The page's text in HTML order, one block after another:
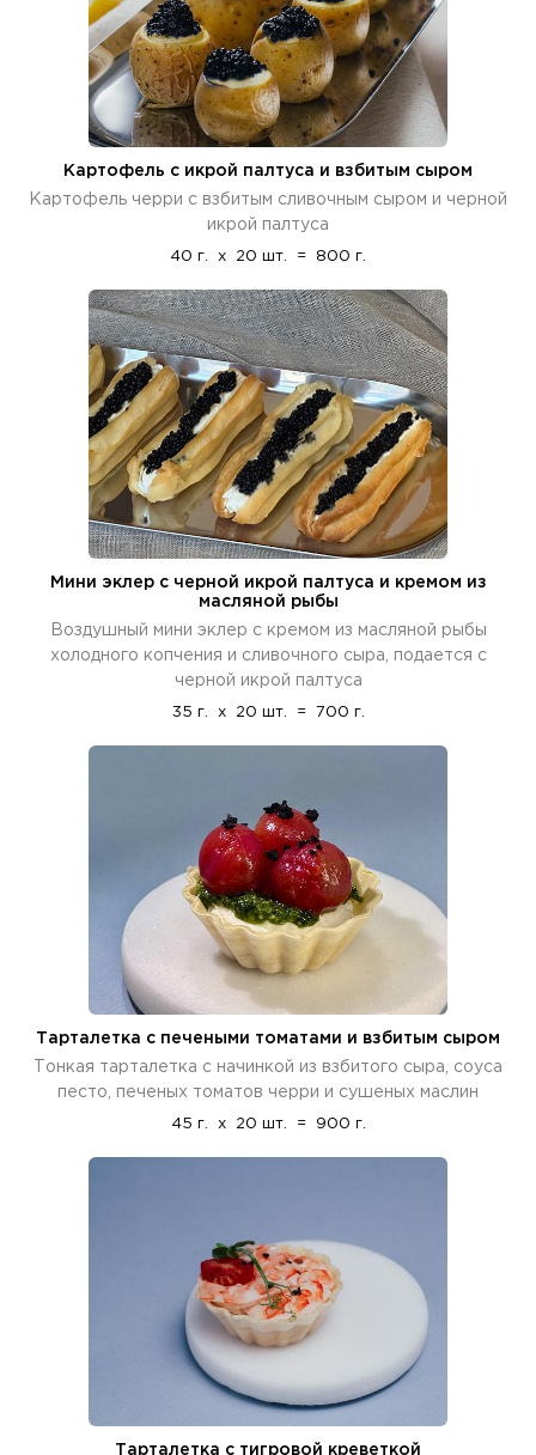
Картофель с икрой палтуса и взбитым сыром
Картофель черри с взбитым сливочным сыром и черной
икрой палтуса
40 г. x 20 шт. = 800 г.
Мини эклер с черной икрой палтуса и кремом из
масляной рыбы
Воздушный мини эклер с кремом из масляной рыбы
холодного копчения и сливочного сыра, подается с
черной икрой палтуса
35 г. x 20 шт. = 700 г.
Тарталетка с печеными томатами и взбитым сыром
Тонкая тарталетка с начинкой из взбитого сыра, соуса
песто, печеных томатов черри и сушеных маслин
45 г. x 20 шт. = 900 г.
Тарталетка с тигровой креветкой